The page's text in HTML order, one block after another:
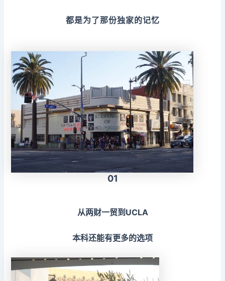
都是为了那份独家的记忆
01
从两财一贸到UCLA
本科还能有更多的选项